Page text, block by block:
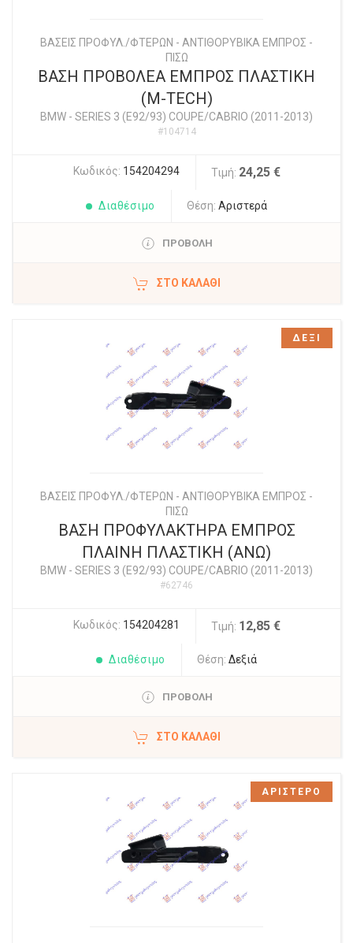
ΒΑΣΕΙΣ ΠΡΟΦΥΛ./ΦΤΕΡΩΝ - ΑΝΤΙΘΟΡΥΒΙΚΑ ΕΜΠΡΟΣ -
ΠΙΣΩ
ΒΑΣΗ ΠΡΟΒΟΛΕΑ ΕΜΠΡΟΣ ΠΛΑΣΤΙΚΗ
(M-TECH)
BMW - SERIES 3 (E92/93) COUPE/CABRIO (2011-2013)
#104714
Κωδικός: 154204294 Τιμή: 24,25 €
Διαθέσιμο Θέση: Αριστερά
ΠΡΟΒΟΛΗ
ΣΤΟ ΚΑΛΆΘΙ
ΒΑΣΕΙΣ ΠΡΟΦΥΛ./ΦΤΕΡΩΝ - ΑΝΤΙΘΟΡΥΒΙΚΑ ΕΜΠΡΟΣ -
ΠΙΣΩ
ΒΑΣΗ ΠΡΟΦΥΛΑΚΤΗΡΑ ΕΜΠΡΟΣ
ΠΛΑΙΝΗ ΠΛΑΣΤΙΚΗ (ΑΝΩ)
BMW - SERIES 3 (E92/93) COUPE/CABRIO (2011-2013)
#62746
Κωδικός: 154204281 Τιμή: 12,85 €
Διαθέσιμο Θέση: Δεξιά
ΠΡΟΒΟΛΗ
ΣΤΟ ΚΑΛΆΘΙ
ΔΕΞΙ
ΑΡΙΣΤΕΡΟ